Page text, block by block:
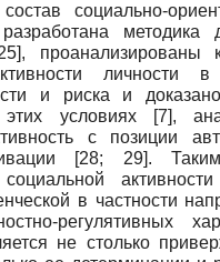
социально-
методика
, проанализированы
личности в
и риска и
условиях
[7],
с позиции
[28; 29].
в частности
регулятивных
не столько